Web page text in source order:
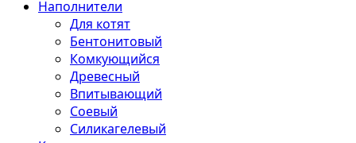
Наполнители
Для котят
Бентонитовый
Комкующийся
Древесный
Впитывающий
Соевый
Силикагелевый